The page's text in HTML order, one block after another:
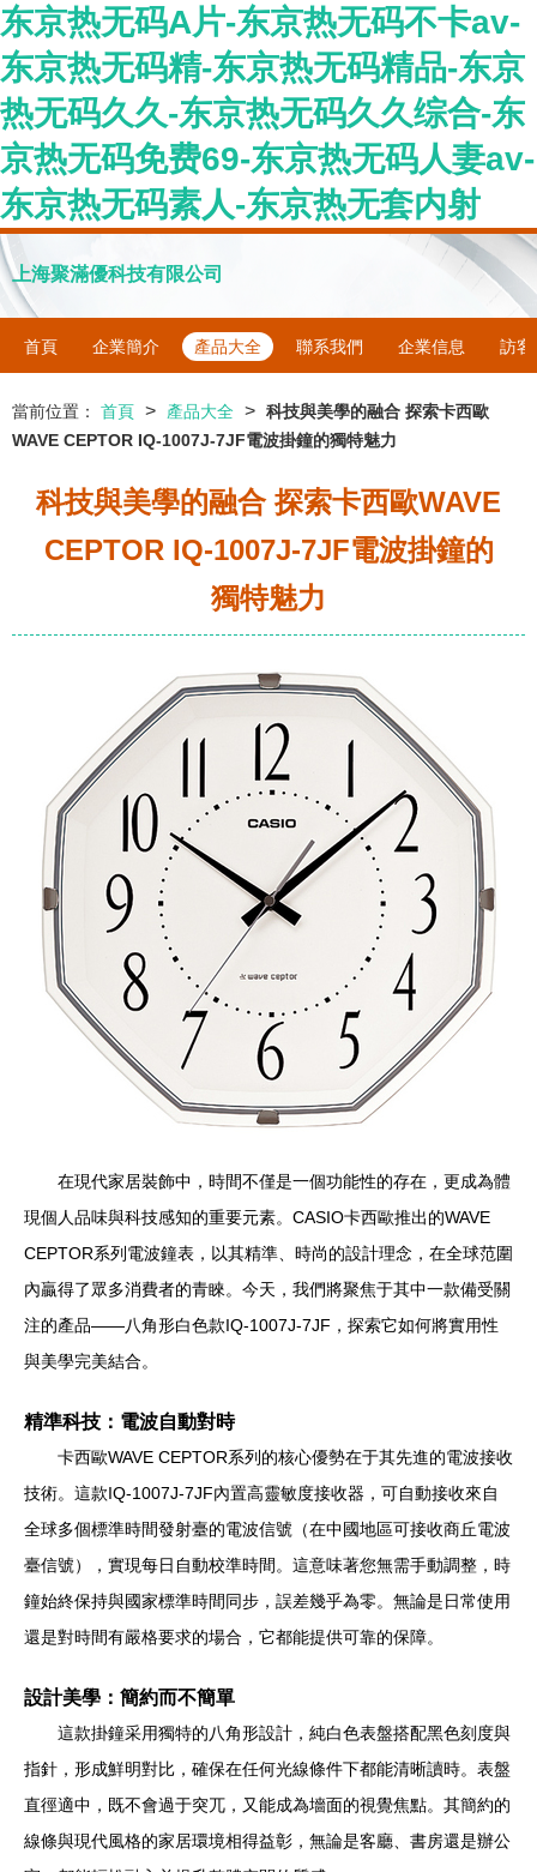
东京热无码A片-东京热无码不卡av-
东京热无码精-东京热无码精品-东京
热无码久久-东京热无码久久综合-东
京热无码免费69-东京热无码人妻av-
东京热无码素人-东京热无套内射
上海聚滿優科技有限公司
首頁 企業簡介 產品大全 聯系我們 企業信息 訪客
當前位置： 首頁 > 產品大全 > 科技與美學的融合 探索卡西歐
WAVE CEPTOR IQ-1007J-7JF電波掛鐘的獨特魅力
科技與美學的融合 探索卡西歐WAVE
CEPTOR IQ-1007J-7JF電波掛鐘的
獨特魅力
在現代家居裝飾中，時間不僅是一個功能性的存在，更成為體
現個人品味與科技感知的重要元素。CASIO卡西歐推出的WAVE
CEPTOR系列電波鐘表，以其精準、時尚的設計理念，在全球范圍
內贏得了眾多消費者的青睞。今天，我們將聚焦于其中一款備受關
注的產品——八角形白色款IQ-1007J-7JF，探索它如何將實用性
與美學完美結合。
精準科技：電波自動對時
卡西歐WAVE CEPTOR系列的核心優勢在于其先進的電波接收
技術。這款IQ-1007J-7JF內置高靈敏度接收器，可自動接收來自
全球多個標準時間發射臺的電波信號（在中國地區可接收商丘電波
臺信號），實現每日自動校準時間。這意味著您無需手動調整，時
鐘始終保持與國家標準時間同步，誤差幾乎為零。無論是日常使用
還是對時間有嚴格要求的場合，它都能提供可靠的保障。
設計美學：簡約而不簡單
這款掛鐘采用獨特的八角形設計，純白色表盤搭配黑色刻度與
指針，形成鮮明對比，確保在任何光線條件下都能清晰讀時。表盤
直徑適中，既不會過于突兀，又能成為墻面的視覺焦點。其簡約的
線條與現代風格的家居環境相得益彰，無論是客廳、書房還是辦公